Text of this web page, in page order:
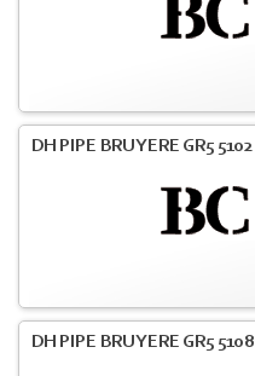
DH PIPE BRUYERE GR5 5102
DH PIPE BRUYERE GR5 5108